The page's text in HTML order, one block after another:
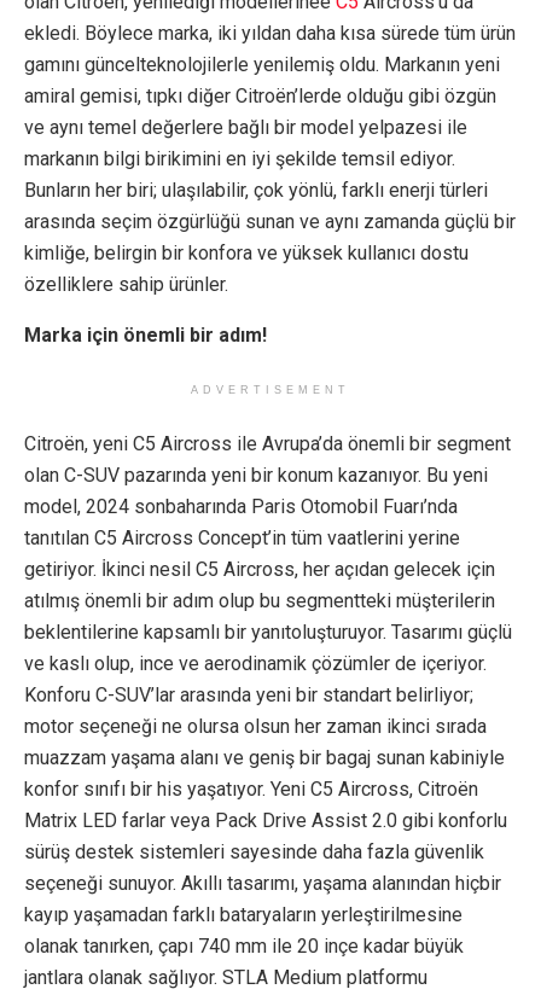
ekledi. Böylece marka, iki yıldan daha kısa sürede tüm ürün
gamını güncelteknolojilerle yenilemiş oldu. Markanın yeni
amiral gemisi, tıpkı diğer Citroën’lerde olduğu gibi özgün
ve aynı temel değerlere bağlı bir model yelpazesi ile
markanın bilgi birikimini en iyi şekilde temsil ediyor.
Bunların her biri; ulaşılabilir, çok yönlü, farklı enerji türleri
arasında seçim özgürlüğü sunan ve aynı zamanda güçlü bir
kimliğe, belirgin bir konfora ve yüksek kullanıcı dostu
özelliklere sahip ürünler.
Marka için önemli bir adım!
ADVERTISEMENT
Citroën, yeni C5 Aircross ile Avrupa’da önemli bir segment
olan C-SUV pazarında yeni bir konum kazanıyor. Bu yeni
model, 2024 sonbaharında Paris Otomobil Fuarı’nda
tanıtılan C5 Aircross Concept’in tüm vaatlerini yerine
getiriyor. İkinci nesil C5 Aircross, her açıdan gelecek için
atılmış önemli bir adım olup bu segmentteki müşterilerin
beklentilerine kapsamlı bir yanıtoluşturuyor. Tasarımı güçlü
ve kaslı olup, ince ve aerodinamik çözümler de içeriyor.
Konforu C-SUV’lar arasında yeni bir standart belirliyor;
motor seçeneği ne olursa olsun her zaman ikinci sırada
muazzam yaşama alanı ve geniş bir bagaj sunan kabiniyle
konfor sınıfı bir his yaşatıyor. Yeni C5 Aircross, Citroën
Matrix LED farlar veya Pack Drive Assist 2.0 gibi konforlu
sürüş destek sistemleri sayesinde daha fazla güvenlik
seçeneği sunuyor. Akıllı tasarımı, yaşama alanından hiçbir
kayıp yaşamadan farklı bataryaların yerleştirilmesine
olanak tanırken, çapı 740 mm ile 20 inçe kadar büyük
jantlara olanak sağlıyor. STLA Medium platformu